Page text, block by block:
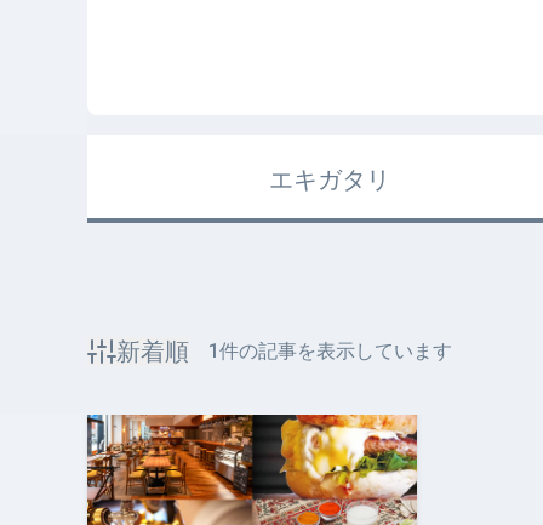
エキガタリ
新着順 1件の記事を表示しています